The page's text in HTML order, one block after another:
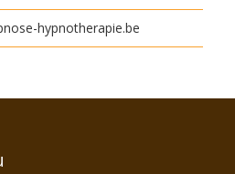
hypnotherapie.be